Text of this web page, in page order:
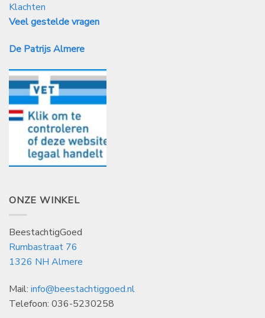
Klachten
Veel gestelde vragen
De Patrijs Almere
ONZE WINKEL
BeestachtigGoed
Rumbastraat 76
1326 NH Almere
Mail: info@beestachtiggoed.nl
Telefoon: 036-5230258